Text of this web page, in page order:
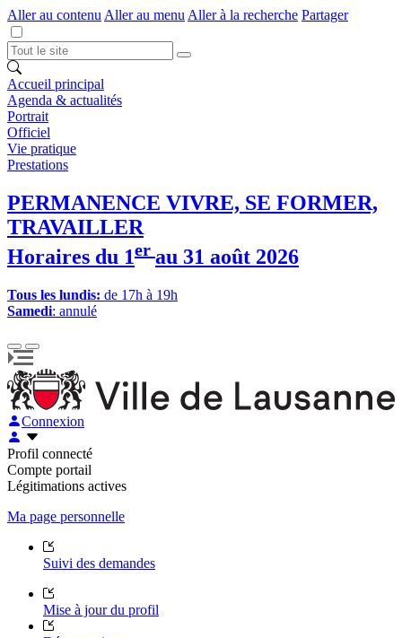
Aller au contenu Aller au menu Aller à la recherche Partager
Accueil principal
Agenda & actualités
Portrait
Officiel
Vie pratique
Prestations
PERMANENCE VIVRE, SE FORMER,
TRAVAILLER
Horaires du 1er au 31 août 2026
Tous les lundis: de 17h à 19h
Samedi: annulé
Connexion
Profil connecté
Compte portail
Légitimations actives
Ma page personnelle
Suivi des demandes
Mise à jour du profil